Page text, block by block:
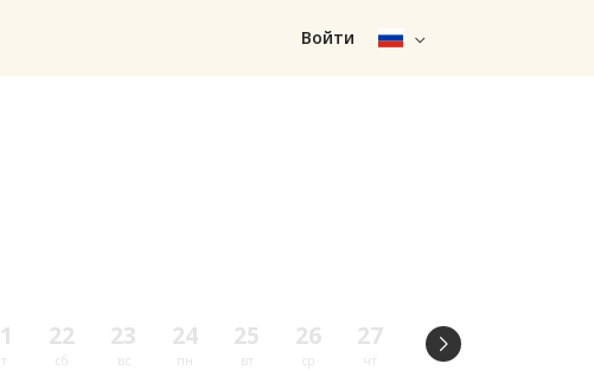
Войти
22
сб
23
вс
24
пн
25
вт
26
ср
27
чт
28
пт